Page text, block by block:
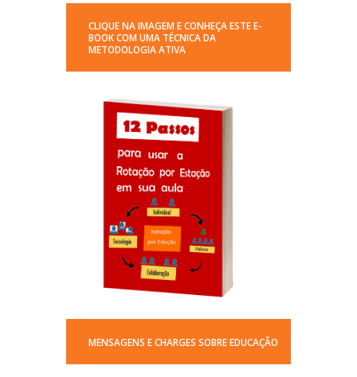
CLIQUE NA IMAGEM E CONHEÇA ESTE E-
BOOK COM UMA TÉCNICA DA
METODOLOGIA ATIVA
MENSAGENS E CHARGES SOBRE EDUCAÇÃO